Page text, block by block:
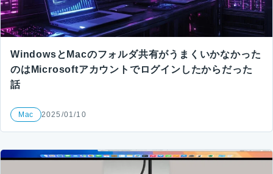
WindowsとMacのフォルダ共有がうまくいかなかった
のはMicrosoftアカウントでログインしたからだった
話
Mac 2025/01/10